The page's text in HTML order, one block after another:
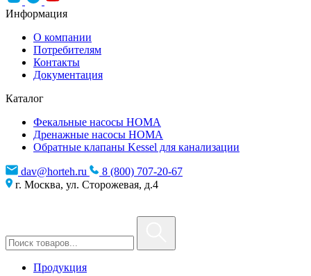
Информация
О компании
Потребителям
Контакты
Документация
Каталог
Фекальные насосы HOMA
Дренажные насосы HOMA
Обратные клапаны Kessel для канализации
dav@horteh.ru
8 (800) 707-20-67
г. Москва, ул. Сторожевая, д.4
Продукция